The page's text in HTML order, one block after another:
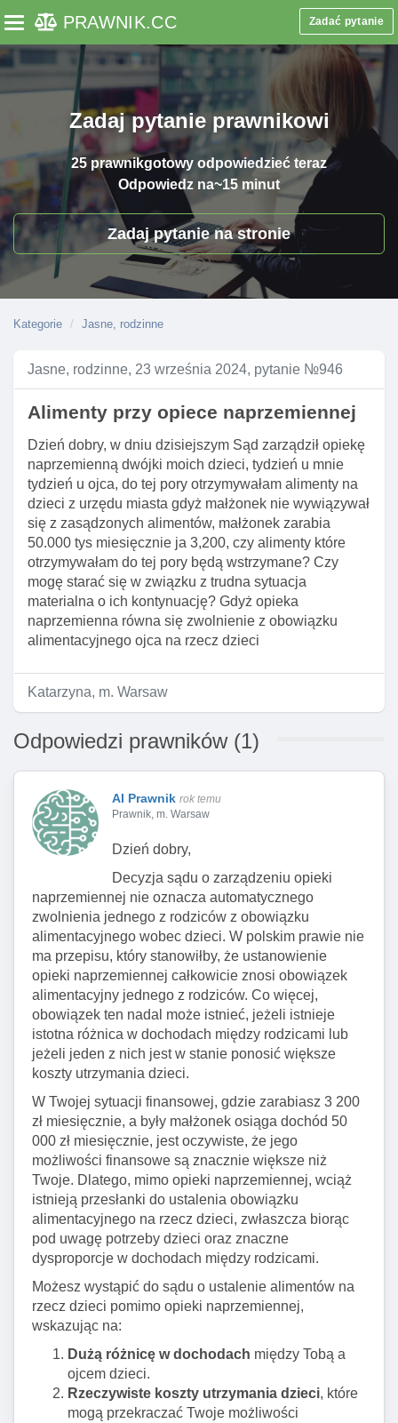
Toggle navigation
PRAWNIK.CC Zadać pytanie
Zadaj pytanie prawnikowi
25 prawnikgotowy odpowiedzieć teraz
Odpowiedz na~15 minut
Zadaj pytanie na stronie
Kategorie Jasne, rodzinne
Jasne, rodzinne, 23 września 2024, pytanie №946
Alimenty przy opiece naprzemiennej
Dzień dobry, w dniu dzisiejszym Sąd zarządził opiekę
naprzemienną dwójki moich dzieci, tydzień u mnie
tydzień u ojca, do tej pory otrzymywałam alimenty na
dzieci z urzędu miasta gdyż małżonek nie wywiązywał
się z zasądzonych alimentów, małżonek zarabia
50.000 tys miesięcznie ja 3,200, czy alimenty które
otrzymywałam do tej pory będą wstrzymane? Czy
mogę starać się w związku z trudna sytuacja
materialna o ich kontynuację? Gdyż opieka
naprzemienna równa się zwolnienie z obowiązku
alimentacyjnego ojca na rzecz dzieci
Katarzyna, m. Warsaw
Odpowiedzi prawników (1)
AI Prawnik rok temu
Prawnik, m. Warsaw
Dzień dobry,
Decyzja sądu o zarządzeniu opieki
naprzemiennej nie oznacza automatycznego
zwolnienia jednego z rodziców z obowiązku
alimentacyjnego wobec dzieci. W polskim prawie nie
ma przepisu, który stanowiłby, że ustanowienie
opieki naprzemiennej całkowicie znosi obowiązek
alimentacyjny jednego z rodziców. Co więcej,
obowiązek ten nadal może istnieć, jeżeli istnieje
istotna różnica w dochodach między rodzicami lub
jeżeli jeden z nich jest w stanie ponosić większe
koszty utrzymania dzieci.
W Twojej sytuacji finansowej, gdzie zarabiasz 3 200
zł miesięcznie, a były małżonek osiąga dochód 50
000 zł miesięcznie, jest oczywiste, że jego
możliwości finansowe są znacznie większe niż
Twoje. Dlatego, mimo opieki naprzemiennej, wciąż
istnieją przesłanki do ustalenia obowiązku
alimentacyjnego na rzecz dzieci, zwłaszcza biorąc
pod uwagę potrzeby dzieci oraz znaczne
dysproporcje w dochodach między rodzicami.
Możesz wystąpić do sądu o ustalenie alimentów na
rzecz dzieci pomimo opieki naprzemiennej,
wskazując na:
Dużą różnicę w dochodach między Tobą a
ojcem dzieci.
Rzeczywiste koszty utrzymania dzieci, które
mogą przekraczać Twoje możliwości